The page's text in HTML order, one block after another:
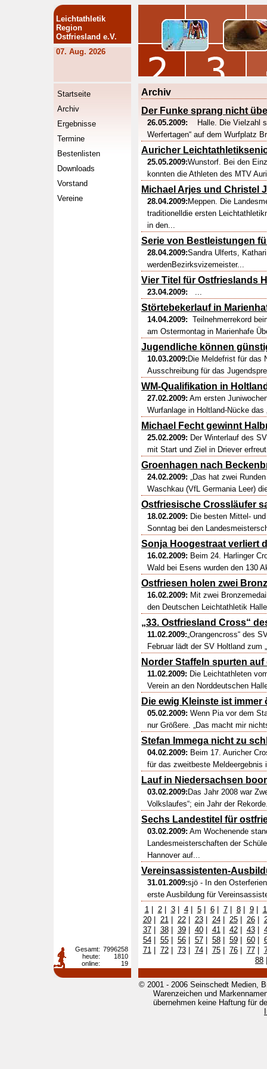
Leichtathletik
Region
Ostfriesland e.V.
07. Aug. 2026
Startseite
Archiv
Ergebnisse
Termine
Bestenlisten
Downloads
Vorstand
Vereine
Archiv
Der Funke sprang nicht
26.05.2009: Halle. Die Vielzahl
Werfertagen“ auf dem Wurfplatz
Auricher
25.05.2009:Wunstorf. Bei den
konnten die Athleten des MTV
Michael Arjes und Christel
28.04.2009: Meppen. Die
traditionelldie ersten
in den...
Serie von Bestleistungen
28.04.2009:Sandra Ulferts,
werdenBezirksvizemeister...
Vier Titel für Ostfrieslands
23.04.2009: ...
Störtebekerlauf in
14.04.2009: Teilnehmerrekord
am Ostermontag in Marienhafe
Jugendliche können
10.03.2009: Die Meldefrist für das
Ausschreibung für das
WM-Qualifikation in
27.02.2009: Am ersten
Wurfanlage in Holtland-Nücke
Michael Fecht gewinnt
25.02.2009: Der Winterlauf des
mit Start und Ziel in Driever
Groenhagen nach
24.02.2009: „Das hat zwei
Waschkau (VfL Germania Leer)
Ostfriesische Crossläufer
18.02.2009: Die besten Mittel-
Sonntag bei den
Sonja Hoogestraat verliert
16.02.2009: Beim 24. Harlinger
Wald bei Esens wurden den 130
Ostfriesen holen zwei
16.02.2009: Mit zwei
den Deutschen Leichtathletik
„33. Ostfriesland Cross“
11.02.2009:„Orangencross“ des
Februar lädt der SV Holtland zum
Norder Staffeln spurten
11.02.2009: Die Leichtathleten
Verein an den Norddeutschen
Die ewig Kleinste ist immer
05.02.2009: Wenn Pia vor dem
nur Größere. „Das macht mir
Stefan Immega nicht zu
04.02.2009: Beim 17. Auricher
für das zweitbeste
Lauf in Niedersachsen
03.02.2009: Das Jahr 2008 war
Volkslaufes“; ein Jahr der
Sechs Landestitel für
03.02.2009: Am Wochenende
Landesmeisterschaften der
Hannover auf...
Vereinsassistenten-
31.01.2009:sjö - In den
erste Ausbildung für
1| 2| 3| 4| 5| 6| 7| 8| 9|
20| 21| 22| 23| 24| 25| 26|
37| 38| 39| 40| 41| 42| 43|
54| 55| 56| 57| 58| 59| 60|
71| 72| 73| 74| 75| 76| 77|
88
Gesamt: 7996258
heute:
1810
online:
19
© 2001 - 2006 Seinschedt Medien,
Warenzeichen und
übernehmen keine Haftung für